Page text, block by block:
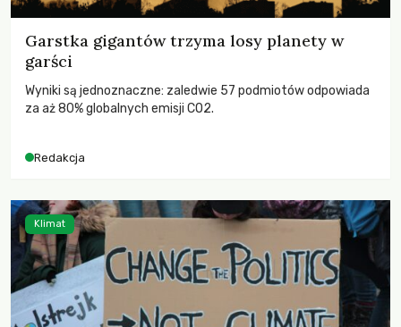
Garstka gigantów trzyma losy planety w
garści
Wyniki są jednoznaczne: zaledwie 57 podmiotów odpowiada
za aż 80% globalnych emisji CO2.
Redakcja
Klimat